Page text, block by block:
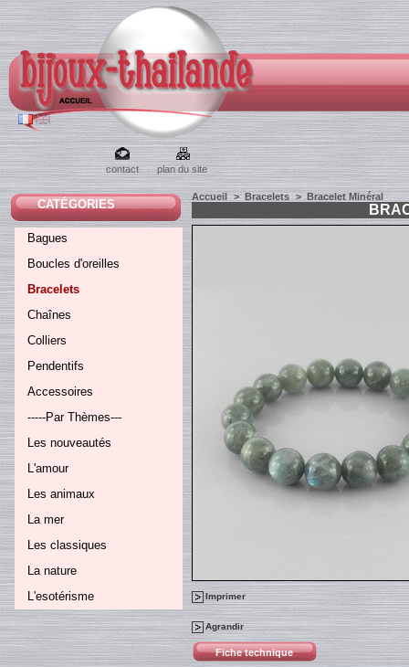
contact plan du site
CATÉGORIES
Bagues
Boucles d'oreilles
Bracelets
Chaînes
Colliers
Pendentifs
Accessoires
-----Par Thèmes---
Les nouveautés
L'amour
Les animaux
La mer
Les classiques
La nature
L'esotérisme
Accueil > Bracelets > Bracelet Minéral
Imprimer
Agrandir
Fiche technique